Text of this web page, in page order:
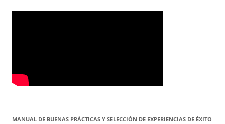
MANUAL DE BUENAS PRÁCTICAS Y SELECCIÓN DE EXPERIENCIAS DE ÉXITO